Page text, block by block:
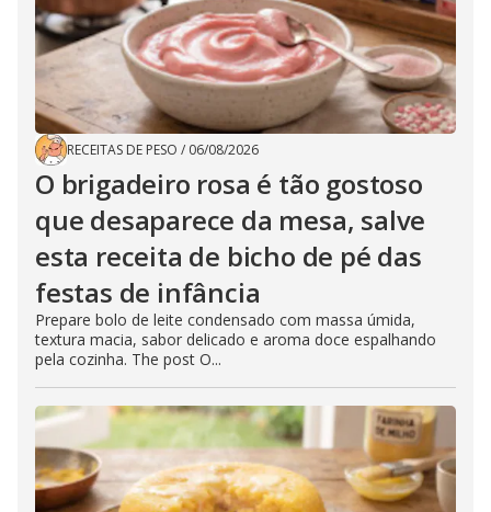
RECEITAS DE PESO / 06/08/2026
O brigadeiro rosa é tão gostoso
que desaparece da mesa, salve
esta receita de bicho de pé das
festas de infância
Prepare bolo de leite condensado com massa úmida,
textura macia, sabor delicado e aroma doce espalhando
pela cozinha. The post O...